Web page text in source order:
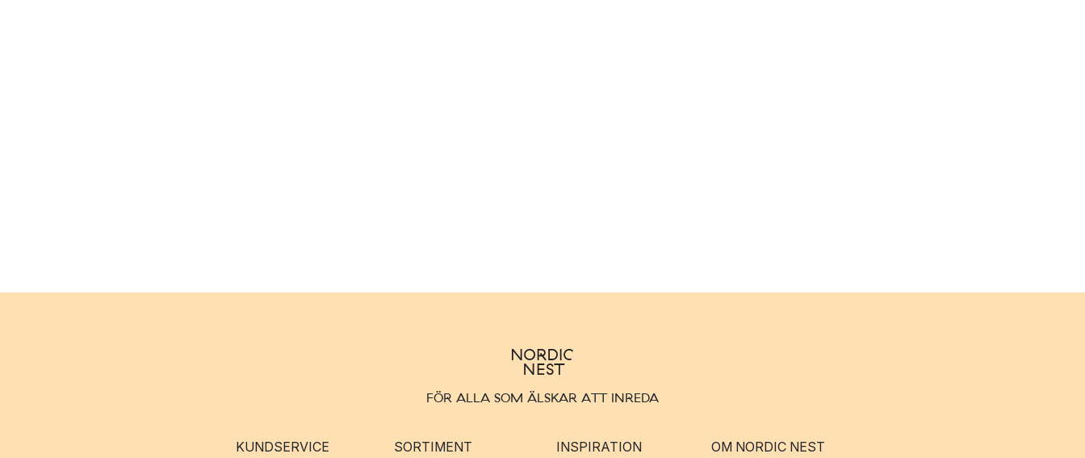
FÖR ALLA SOM ÄLSKAR ATT INREDA
KUNDSERVICE SORTIMENT INSPIRATION OM NORDIC NEST